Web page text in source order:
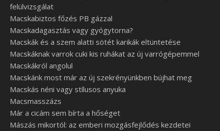
felülvizsgálat
Macskabiztos főzés PB gázzal
Macskadagasztás vagy gyógytorna?
Macskák és a szem alatti sötét karikák eltüntetése
Macskáknak varrok cuki kis ruhákat az új varrógépemmel
Macskákról angolul
Macskánk most már az új szekrényünkben bújhat meg
Macskás néni vagy stílusos anyuka
Macsmasszázs
Már a cicám sem bírta a hőséget
Mászás mikortól: az emberi mozgásfejlődés kezdetei